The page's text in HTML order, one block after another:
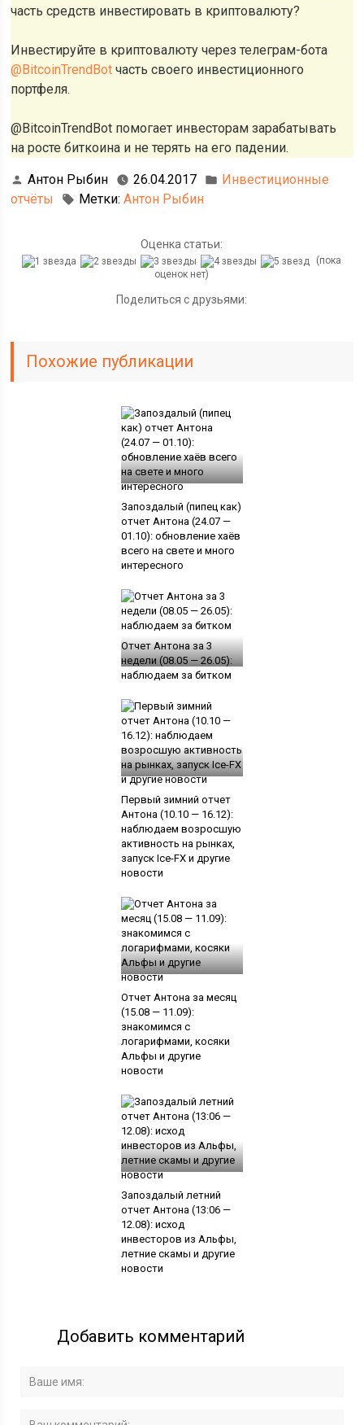
часть средств инвестировать в криптовалюту?
Инвестируйте в криптовалюту через телеграм-бота
@BitcoinTrendBot часть своего инвестиционного
портфеля.
@BitcoinTrendBot помогает инвесторам зарабатывать
на росте биткоина и не терять на его падении.
Антон Рыбин 26.04.2017
Инвестиционные
отчёты
Метки:Антон Рыбин
Оценка статьи:
(пока
оценок нет)
Поделиться с друзьями:
Похожие публикации
Запоздалый (пипец как)
отчет Антона (24.07 —
01.10): обновление хаёв
всего на свете и много
интересного
Отчет Антона за 3
недели (08.05 — 26.05):
наблюдаем за битком
Первый зимний отчет
Антона (10.10 — 16.12):
наблюдаем возросшую
активность на рынках,
запуск Ice-FX и другие
новости
Отчет Антона за месяц
(15.08 — 11.09):
знакомимся с
логарифмами, косяки
Альфы и другие
новости
Запоздалый летний
отчет Антона (13:06 —
12.08): исход
инвесторов из Альфы,
летние скамы и другие
новости
Добавить комментарий